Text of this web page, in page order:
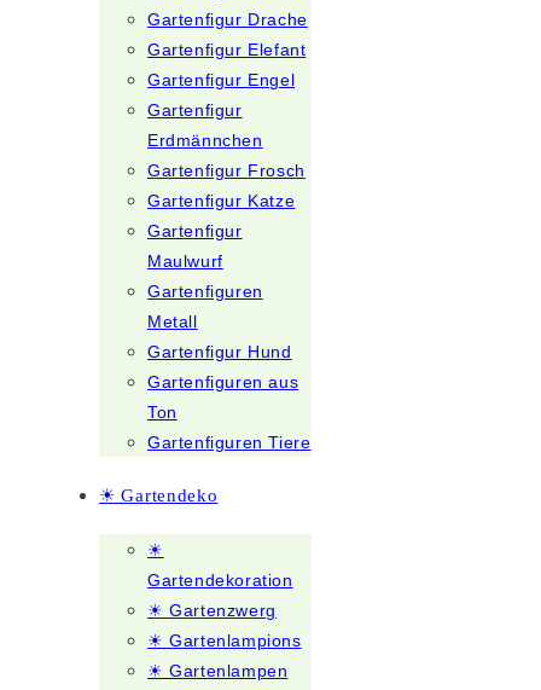
Gartenfigur Drache
Gartenfigur Elefant
Gartenfigur Engel
Gartenfigur
Erdmännchen
Gartenfigur Frosch
Gartenfigur Katze
Gartenfigur
Maulwurf
Gartenfiguren
Metall
Gartenfigur Hund
Gartenfiguren aus
Ton
Gartenfiguren Tiere
☀ Gartendeko
☀
Gartendekoration
☀ Gartenzwerg
☀ Gartenlampions
☀ Gartenlampen